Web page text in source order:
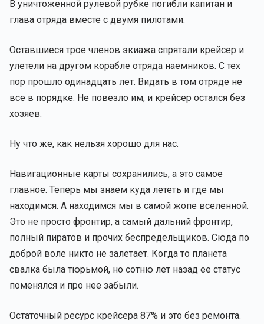
В уничтоженной рулевой рубке погибли капитан и
глава отряда вместе с двумя пилотами.
Оставшиеся трое членов экиажа спрятали крейсер и
улетели на другом корабле отряда наемников. С тех
пор прошло одинадцать лет. Видать в том отряде не
все в порядке. Не повезло им, и крейсер остался без
хозяев.
Ну что же, как нельзя хорошо для нас.
Навигационные карты сохранились, а это самое
главное. Теперь мы знаем куда лететь и где мы
находимся. А находимся мы в самой жопе вселенной.
Это не просто фронтир, а самый дальний фронтир,
полный пиратов и прочих беспредельщиков. Сюда по
доброй воле никто не залетает. Когда то планета
свалка была тюрьмой, но сотню лет назад ее статус
поменялся и про нее забыли.
Остаточный ресурс крейсера 87% и это без ремонта.